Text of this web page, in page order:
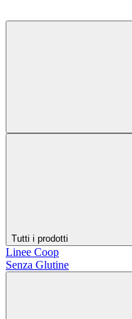
Tutti i prodotti
Linee Coop
Senza Glutine